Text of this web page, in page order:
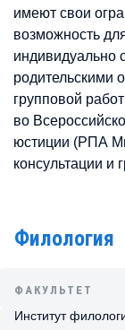
имеют свои
возможность
индивидуально
родительскими
групповой
во
юстиции (РПА
консультации и
Филология
ФАКУЛЬТЕТ
Институт